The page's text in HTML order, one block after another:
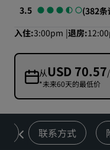
3.5
(382条
入住 3:00pm 退房
从USD 70.57
*未来60天的最低价
联系方式